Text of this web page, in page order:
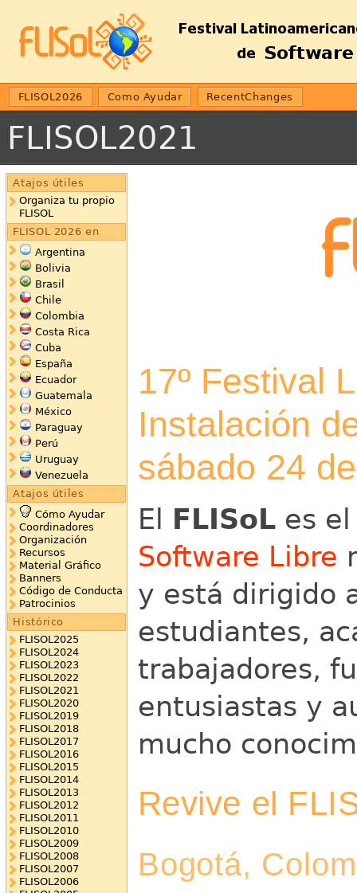
FLISOL2026 Como Ayudar RecentChanges
FLISOL2021
Atajos útiles
Organiza tu propio
FLISOL
FLISOL 2026 en
Argentina
Bolivia
Brasil
Chile
Colombia
Costa Rica
Cuba
España
Ecuador
Guatemala
México
Paraguay
Perú
Uruguay
Venezuela
Atajos útiles
Cómo Ayudar
Coordinadores
Organización
Recursos
Material Gráfico
Banners
Código de Conducta
Patrocinios
Histórico
FLISOL2025
FLISOL2024
FLISOL2023
FLISOL2022
FLISOL2021
FLISOL2020
FLISOL2019
FLISOL2018
FLISOL2017
FLISOL2016
FLISOL2015
FLISOL2014
FLISOL2013
FLISOL2012
FLISOL2011
FLISOL2010
FLISOL2009
FLISOL2008
FLISOL2007
FLISOL2006
17º Festival
Instalación
sábado 24
El FLISoLes el
Software Libre
y está dirigido
estudiantes,
trabajadores,
entusiastas y
mucho
Revive el
Bogotá,